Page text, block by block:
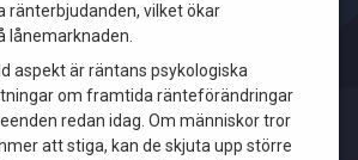
ränterbjudanden, vilket ökar
lånemarknaden.
aspekt är räntans psykologiska
om framtida ränteförändringar
redan idag. Om människor tror
att stiga, kan de skjuta upp större